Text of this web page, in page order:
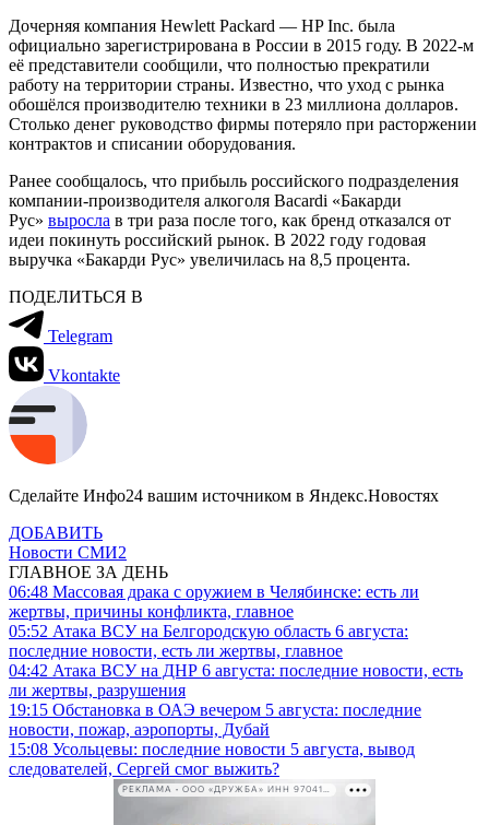
Дочерняя компания Hewlett Packard — HP Inc. была
официально зарегистрирована в России в 2015 году. В 2022-м
её представители сообщили, что полностью прекратили
работу на территории страны. Известно, что уход с рынка
обошёлся производителю техники в 23 миллиона долларов.
Столько денег руководство фирмы потеряло при расторжении
контрактов и списании оборудования.
Ранее сообщалось, что прибыль российского подразделения
компании-производителя алкоголя Bacardi «Бакарди
Рус» выросла в три раза после того, как бренд отказался от
идеи покинуть российский рынок. В 2022 году годовая
выручка «Бакарди Рус» увеличилась на 8,5 процента.
ПОДЕЛИТЬСЯ В
Telegram
Vkontakte
Сделайте Инфо24 вашим источником в Яндекс.Новостях
ДОБАВИТЬ
Новости СМИ2
ГЛАВНОЕ ЗА ДЕНЬ
06:48 Массовая драка с оружием в Челябинске: есть ли
жертвы, причины конфликта, главное
05:52 Атака ВСУ на Белгородскую область 6 августа:
последние новости, есть ли жертвы, главное
04:42 Атака ВСУ на ДНР 6 августа: последние новости, есть
ли жертвы, разрушения
19:15 Обстановка в ОАЭ вечером 5 августа: последние
новости, пожар, аэропорты, Дубай
15:08 Усольцевы: последние новости 5 августа, вывод
следователей, Сергей смог выжить?
РЕКЛАМА • ООО «ДРУЖБА» ИНН 9704146411